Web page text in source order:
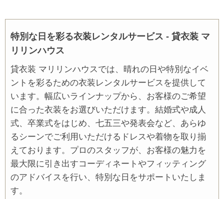
特別な日を彩る衣装レンタルサービス - 貸衣装 マ
リリンハウス
貸衣装 マリリンハウスでは、晴れの日や特別なイベ
ントを彩るための衣装レンタルサービスを提供して
います。幅広いラインナップから、お客様のご希望
に合った衣装をお選びいただけます。結婚式や成人
式、卒業式をはじめ、七五三や発表会など、あらゆ
るシーンでご利用いただけるドレスや着物を取り揃
えております。プロのスタッフが、お客様の魅力を
最大限に引き出すコーディネートやフィッティング
のアドバイスを行い、特別な日をサポートいたしま
す。